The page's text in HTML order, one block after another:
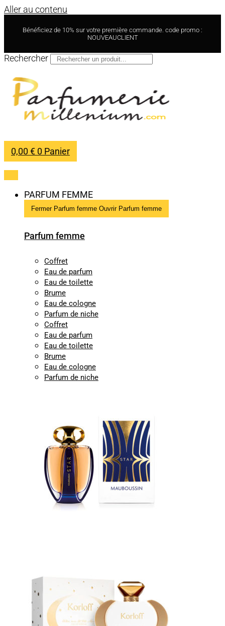
Aller au contenu
Bénéficiez de 10% sur votre première commande. code promo :
NOUVEAUCLIENT
Rechercher
0,00€ 0 Panier
PARFUM FEMME
Fermer Parfum femme Ouvrir Parfum femme
Parfum femme
Coffret
Eau de parfum
Eau de toilette
Brume
Eau de cologne
Parfum de niche
Coffret
Eau de parfum
Eau de toilette
Brume
Eau de cologne
Parfum de niche